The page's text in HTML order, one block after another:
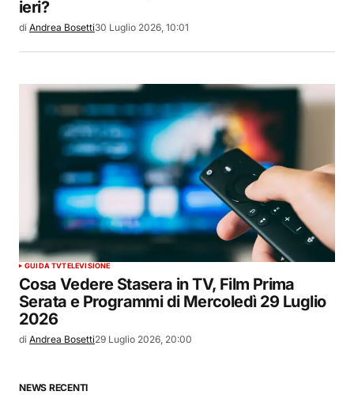
ieri?
di Andrea Bosetti30 Luglio 2026, 10:01
GUIDA TVTELEVISIONE
Cosa Vedere Stasera in TV, Film Prima
Serata e Programmi di Mercoledì 29 Luglio
2026
di Andrea Bosetti29 Luglio 2026, 20:00
NEWS RECENTI